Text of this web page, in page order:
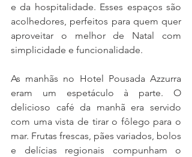
e da hospitalidade. Esses espaços são
acolhedores, perfeitos para quem quer
aproveitar o melhor de Natal com
simplicidade e funcionalidade.
As manhãs no Hotel Pousada Azzurra
eram um espetáculo à parte. O
delicioso café da manhã era servido
com uma vista de tirar o fôlego para o
mar. Frutas frescas, pães variados, bolos
e delícias regionais compunham o